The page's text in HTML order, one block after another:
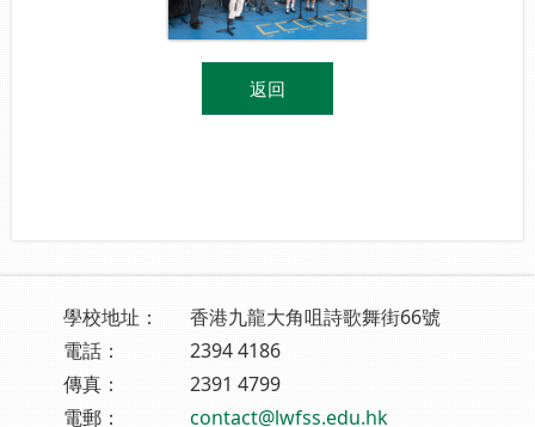
返回
學校地址：
香港九龍大角咀詩歌舞街66號
電話：
2394 4186
傳真：
2391 4799
電郵：
contact@lwfss.edu.hk